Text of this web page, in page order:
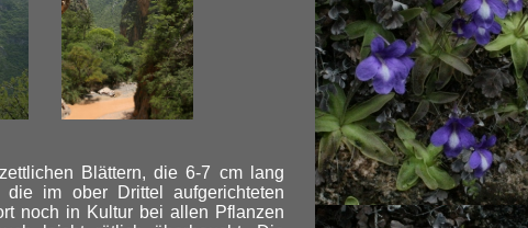
Blättern, die 6-7 cm lang
im ober Drittel aufgerichteten
noch in Kultur bei allen Pflanzen